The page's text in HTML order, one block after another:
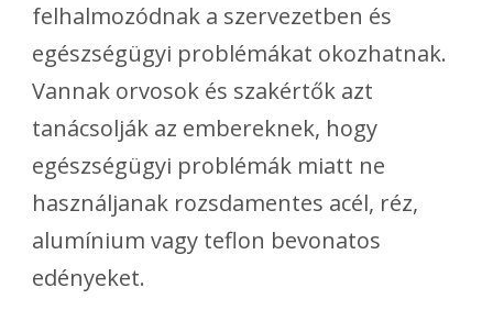
felhalmozódnak a szervezetben és
egészségügyi problémákat okozhatnak.
Vannak orvosok és szakértők azt
tanácsolják az embereknek, hogy
egészségügyi problémák miatt ne
használjanak rozsdamentes acél, réz,
alumínium vagy teflon bevonatos
edényeket.